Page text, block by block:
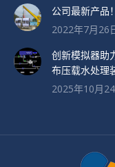
公司最新产品
2022年7月26
创新模拟器助
布压载水处理
2025年10月